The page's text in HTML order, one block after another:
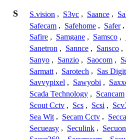
S S.vision , S3vc , Saance ,
Safecam , Safehome , Safer ,
Safire , Samgane , Samsco ,
Sanetron , Sannce , Sansco ,
Sanyo , Sanzio , Saocom ,
Sarmatt , Sarotech , Sas
Savvypixel , Sawyobi ,
Scada Technology , Scancam
Scout Cctv , Scs , Scsi ,
Sea Wit , Secam Cctv ,
Secueasy , Seculink , Secuon